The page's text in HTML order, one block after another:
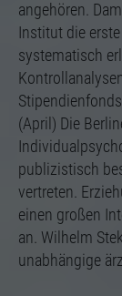
angehören.
Institut die
systematisch
(April) Die
publizistisch
vertreten.
einen großen
an. Wilhelm
unabhängige